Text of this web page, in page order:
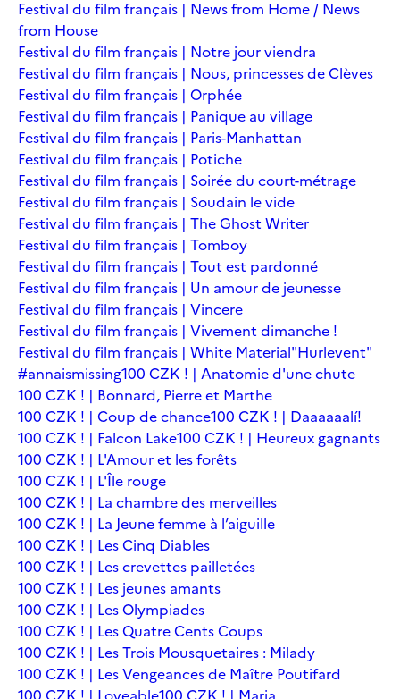
Festival du film français | News from Home / News
from House
Festival du film français | Notre jour viendra
Festival du film français | Nous, princesses de Clèves
Festival du film français | Orphée
Festival du film français | Panique au village
Festival du film français | Paris-Manhattan
Festival du film français | Potiche
Festival du film français | Soirée du court-métrage
Festival du film français | Soudain le vide
Festival du film français | The Ghost Writer
Festival du film français | Tomboy
Festival du film français | Tout est pardonné
Festival du film français | Un amour de jeunesse
Festival du film français | Vincere
Festival du film français | Vivement dimanche !
Festival du film français | White Material"Hurlevent"
#annaismissing100 CZK ! | Anatomie d'une chute
100 CZK ! | Bonnard, Pierre et Marthe
100 CZK ! | Coup de chance100 CZK ! | Daaaaaalí!
100 CZK ! | Falcon Lake100 CZK ! | Heureux gagnants
100 CZK ! | L'Amour et les forêts
100 CZK ! | L'Île rouge
100 CZK ! | La chambre des merveilles
100 CZK ! | La Jeune femme à l’aiguille
100 CZK ! | Les Cinq Diables
100 CZK ! | Les crevettes pailletées
100 CZK ! | Les jeunes amants
100 CZK ! | Les Olympiades
100 CZK ! | Les Quatre Cents Coups
100 CZK ! | Les Trois Mousquetaires : Milady
100 CZK ! | Les Vengeances de Maître Poutifard